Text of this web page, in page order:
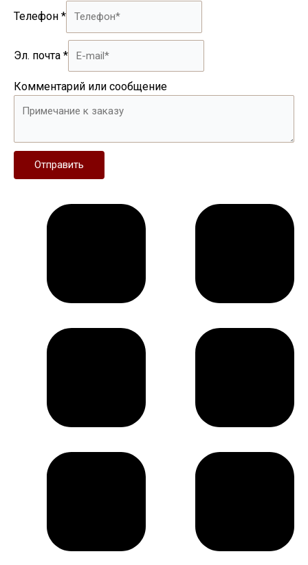
Телефон *
Эл. почта *
Комментарий или сообщение
Отправить